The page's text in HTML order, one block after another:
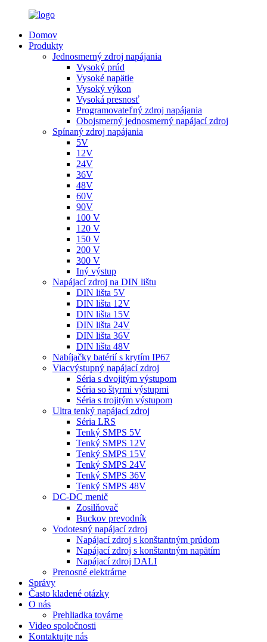
Domov
Produkty
Jednosmerný zdroj napájania
Vysoký prúd
Vysoké napätie
Vysoký výkon
Vysoká presnosť
Programovateľný zdroj napájania
Obojsmerný jednosmerný napájací zdroj
Spínaný zdroj napájania
5V
12V
24V
36V
48V
60V
90V
100 V
120 V
150 V
200 V
300 V
Iný výstup
Napájací zdroj na DIN lištu
DIN lišta 5V
DIN lišta 12V
DIN lišta 15V
DIN lišta 24V
DIN lišta 36V
DIN lišta 48V
Nabíjačky batérií s krytím IP67
Viacvýstupný napájací zdroj
Séria s dvojitým výstupom
Séria so štyrmi výstupmi
Séria s trojitým výstupom
Ultra tenký napájací zdroj
Séria LRS
Tenký SMPS 5V
Tenký SMPS 12V
Tenký SMPS 15V
Tenký SMPS 24V
Tenký SMPS 36V
Tenký SMPS 48V
DC-DC menič
Zosilňovač
Buckov prevodník
Vodotesný napájací zdroj
Napájací zdroj s konštantným prúdom
Napájací zdroj s konštantným napätím
Napájací zdroj DALI
Prenosné elektrárne
Správy
Často kladené otázky
O nás
Prehliadka továrne
Video spoločnosti
Kontaktujte nás